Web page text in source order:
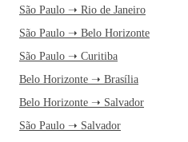
São Paulo ➝ Rio de Janeiro
São Paulo ➝ Belo Horizonte
São Paulo ➝ Curitiba
Belo Horizonte ➝ Brasília
Belo Horizonte ➝ Salvador
São Paulo ➝ Salvador